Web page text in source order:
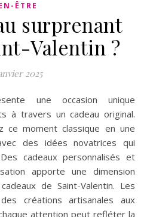
ÊTRE
surprenant
Valentin ?
2025
à travers un cadeau original.
ce moment classique en une
des idées novatrices qui
cadeaux personnalisés et
apporte une dimension
de Saint-Valentin. Les
créations artisanales aux
attention peut refléter la